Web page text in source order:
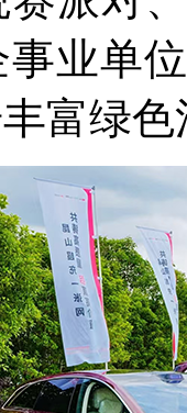
业单
富绿